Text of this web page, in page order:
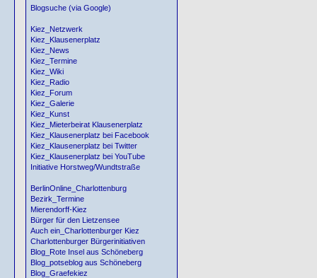
Blogsuche (via Google)
Kiez_Netzwerk
Kiez_Klausenerplatz
Kiez_News
Kiez_Termine
Kiez_Wiki
Kiez_Radio
Kiez_Forum
Kiez_Galerie
Kiez_Kunst
Kiez_Mieterbeirat Klausenerplatz
Kiez_Klausenerplatz bei Facebook
Kiez_Klausenerplatz bei Twitter
Kiez_Klausenerplatz bei YouTube
Initiative Horstweg/Wundtstraße
BerlinOnline_Charlottenburg
Bezirk_Termine
Mierendorff-Kiez
Bürger für den Lietzensee
Auch ein_Charlottenburger Kiez
Charlottenburger Bürgerinitiativen
Blog_Rote Insel aus Schöneberg
Blog_potseblog aus Schöneberg
Blog_Graefekiez